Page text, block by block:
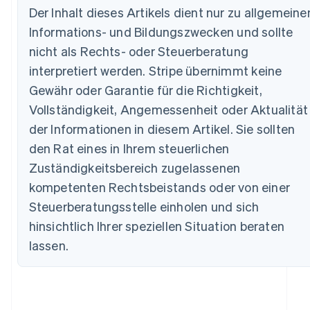
Der Inhalt dieses Artikels dient nur zu
Informations- und Bildungszwecken und sollte
nicht als Rechts- oder Steuerberatung
interpretiert werden. Stripe übernimmt keine
Gewähr oder Garantie für die Richtigkeit,
Vollständigkeit, Angemessenheit oder Aktualität
der Informationen in diesem Artikel. Sie sollten
den Rat eines in Ihrem steuerlichen
Zuständigkeitsbereich zugelassenen
kompetenten Rechtsbeistands oder von einer
Steuerberatungsstelle einholen und sich
hinsichtlich Ihrer speziellen Situation beraten
lassen.
Australien
English
Belgien
Nederlands FrançaisDeutschEnglish
Brasilien
Português English
Bulgarien
English
Dänemark
English
Deutschland
Estland
English